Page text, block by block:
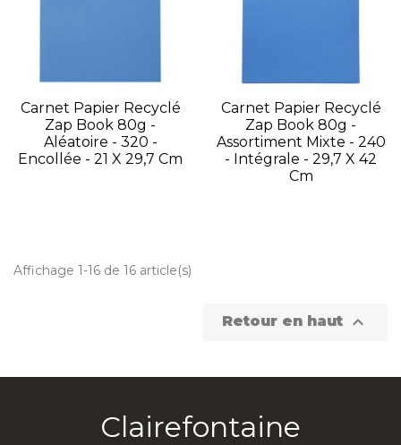
Carnet Papier Recyclé
Zap Book 80g -
Aléatoire - 320 -
Encollée - 21 X 29,7 Cm
Carnet Papier Recyclé
Zap Book 80g -
Assortiment Mixte - 240
- Intégrale - 29,7 X 42
Cm
Affichage 1-16 de 16 article(s)
Retour en haut 
Clairefontaine